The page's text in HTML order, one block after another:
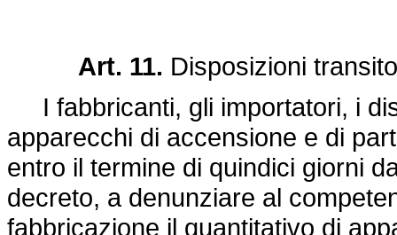
Art. 11. Disposizioni
I fabbricanti, gli importatori, i
apparecchi di accensione e di
entro il termine di quindici giorni
decreto, a denunziare al
fabbricazione il quantitativo di